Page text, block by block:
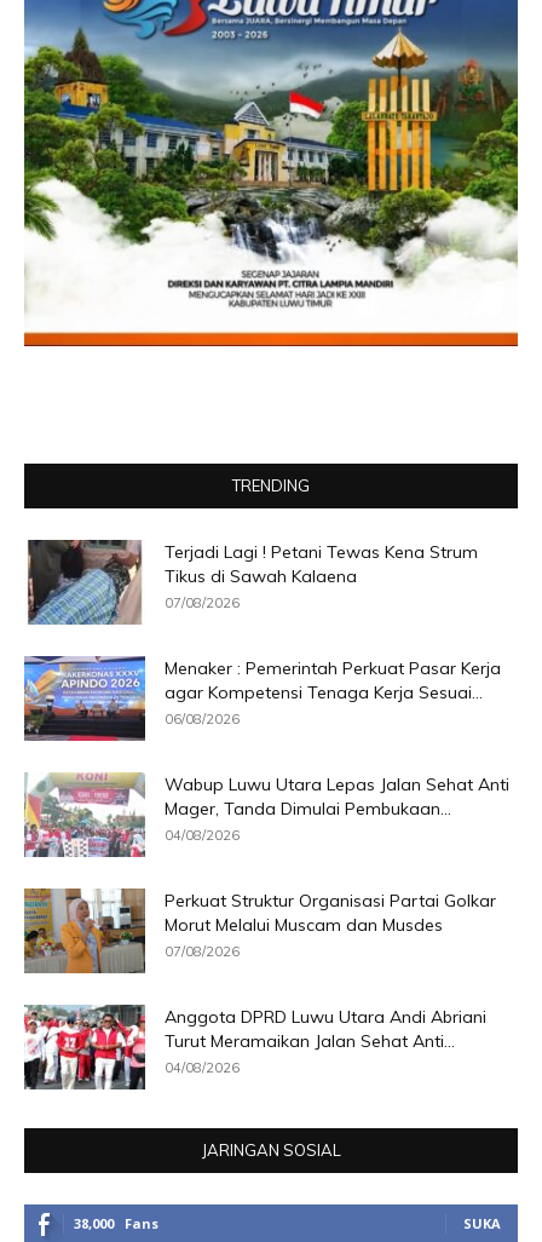
TRENDING
Terjadi Lagi ! Petani Tewas Kena Strum
Tikus di Sawah Kalaena
07/08/2026
Menaker : Pemerintah Perkuat Pasar Kerja
agar Kompetensi Tenaga Kerja Sesuai...
06/08/2026
Wabup Luwu Utara Lepas Jalan Sehat Anti
Mager, Tanda Dimulai Pembukaan...
04/08/2026
Perkuat Struktur Organisasi Partai Golkar
Morut Melalui Muscam dan Musdes
07/08/2026
Anggota DPRD Luwu Utara Andi Abriani
Turut Meramaikan Jalan Sehat Anti...
04/08/2026
JARINGAN SOSIAL
38,000 Fans SUKA